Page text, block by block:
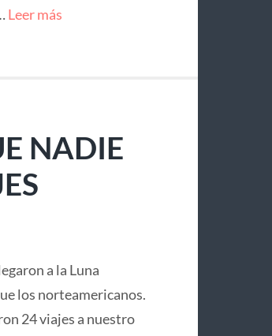
Leer más
NADIE
a la Luna
los norteamericanos.
24 viajes a nuestro